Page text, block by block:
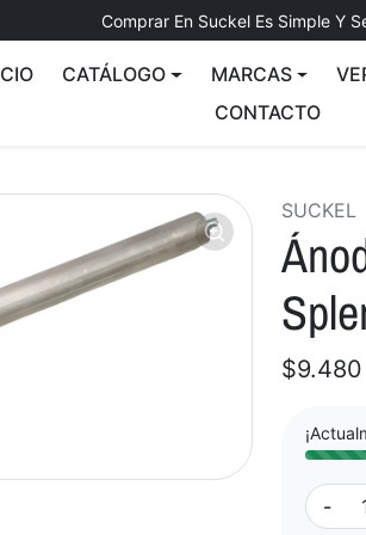
Comprar En Suckel Es Simple Y
CATÁLOGO MARCAS
CONTACTO
SUCKEL
$9.480
-